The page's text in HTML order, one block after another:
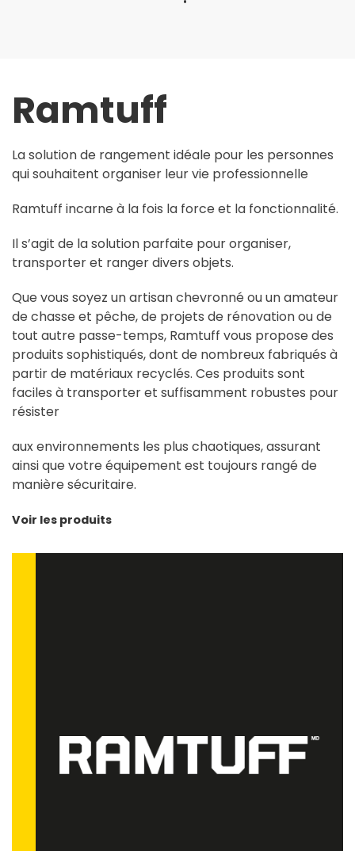
Ramtuff
La solution de rangement idéale pour les personnes
qui souhaitent organiser leur vie professionnelle
Ramtuff incarne à la fois la force et la fonctionnalité.
Il s’agit de la solution parfaite pour organiser,
transporter et ranger divers objets.
Que vous soyez un artisan chevronné ou un amateur
de chasse et pêche, de projets de rénovation ou de
tout autre passe-temps, Ramtuff vous propose des
produits sophistiqués, dont de nombreux fabriqués à
partir de matériaux recyclés. Ces produits sont
faciles à transporter et suffisamment robustes pour
résister
aux environnements les plus chaotiques, assurant
ainsi que votre équipement est toujours rangé de
manière sécuritaire.
Voir les produits